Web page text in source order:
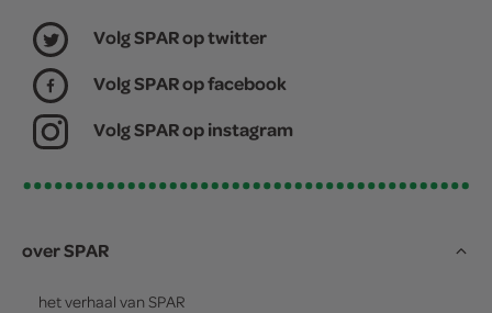
Volg SPAR op twitter
Volg SPAR op facebook
Volg SPAR op instagram
over SPAR
het verhaal van SPAR